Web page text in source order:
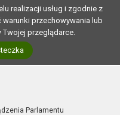
realizacji usług i zgodnie z
przechowywania lub
przeglądarce.
Parlamentu